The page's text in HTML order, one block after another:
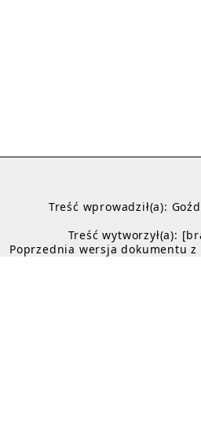
Treść wprowadził(a):
Treść wytworzył(a):
Poprzednia wersja dokumentu